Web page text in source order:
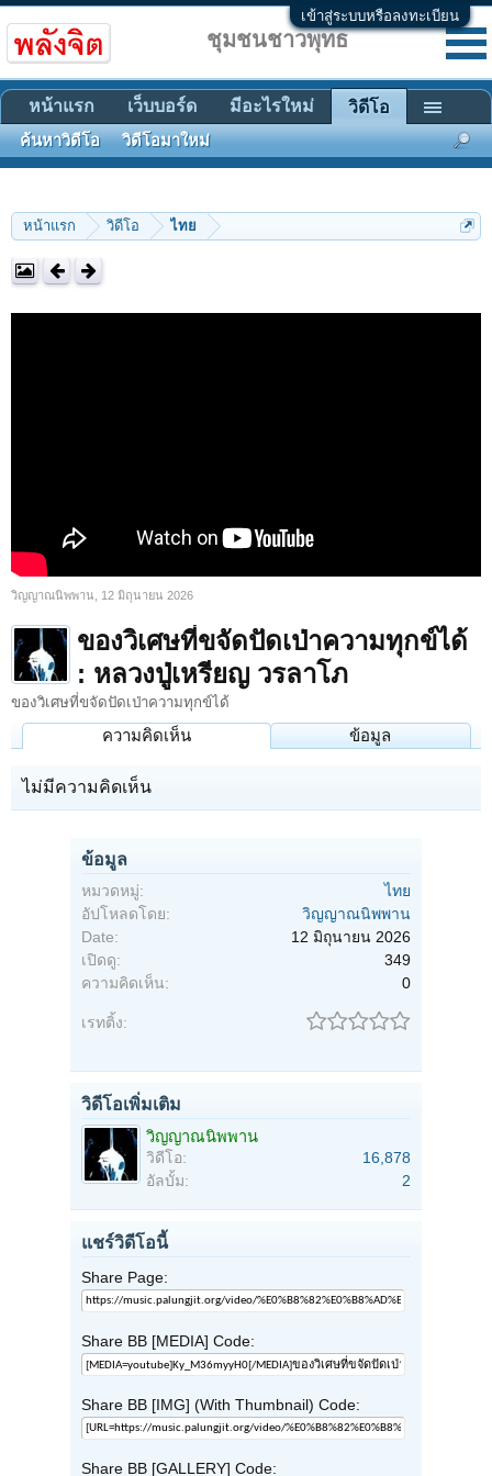
เข้าสู่ระบบหรือลงทะเบียน
หน้าแรก วิดีโอ ไทย
วิญญาณนิพพาน 12 มิถุนายน 2026
ของวิเศษที่ขจัดปัดเป่าความทุกข์ได้
: หลวงปู่เหรียญ วรลาโภ
ของวิเศษที่ขจัดปัดเป่าความทุกข์ได้
ความคิดเห็น ข้อมูล
ไม่มีความคิดเห็น
ข้อมูล
หมวดหมู่:
ไทย
อัปโหลดโดย:
วิญญาณนิพพาน
Date:
12 มิถุนายน 2026
เปิดดู:
349
ความคิดเห็น:
0
เรทติ้ง:
วิดีโอเพิ่มเติม
วิญญาณนิพพาน
วิดีโอ:
16,878
อัลบั้ม:
2
แชร์วิดีโอนี้
Share Page:
Share BB [MEDIA] Code:
Share BB [IMG] (With Thumbnail) Code:
Share BB [GALLERY] Code:
ชุมชนชาวพุทธ
หน้าแรก เว็บบอร์ด มีอะไรใหม่ วิดีโอ
ค้นหาวิดีโอ วิดีโอมาใหม่